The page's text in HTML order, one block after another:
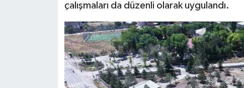
çalışmaları da düzenli olarak uygulandı.